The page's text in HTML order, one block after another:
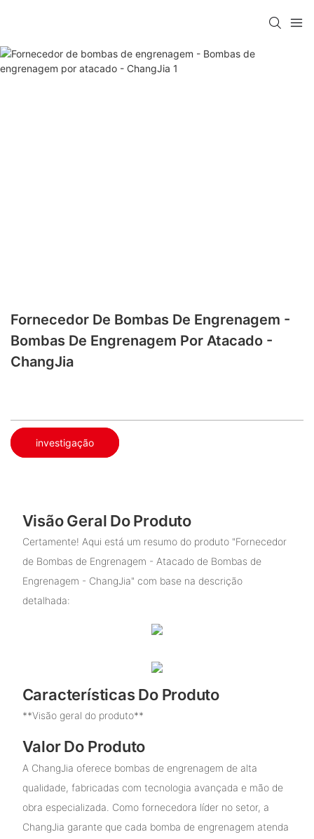
Fornecedor De Bombas De Engrenagem -
Bombas De Engrenagem Por Atacado -
ChangJia
investigação
Visão Geral Do Produto
Certamente! Aqui está um resumo do produto "Fornecedor
de Bombas de Engrenagem - Atacado de Bombas de
Engrenagem - ChangJia" com base na descrição
detalhada:
Características Do Produto
**Visão geral do produto**
Valor Do Produto
A ChangJia oferece bombas de engrenagem de alta
qualidade, fabricadas com tecnologia avançada e mão de
obra especializada. Como fornecedora líder no setor, a
ChangJia garante que cada bomba de engrenagem atenda